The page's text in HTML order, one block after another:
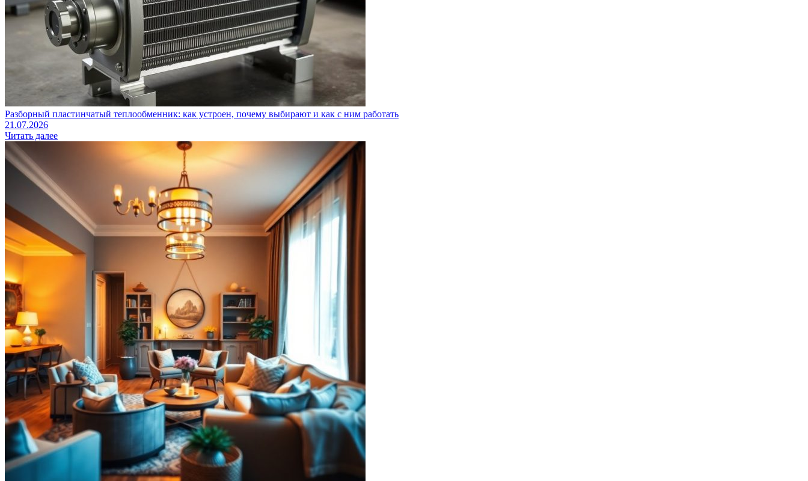
Разборный пластинчатый теплообменник: как устроен, почему выбирают и как с ним работать
21.07.2026
Читать далее